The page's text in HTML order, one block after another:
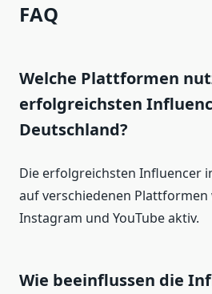
FAQ
Welche Plattformen
erfolgreichsten
Deutschland?
Die erfolgreichsten Influencer
auf verschiedenen Plattformen
Instagram und YouTube aktiv.
Wie beeinflussen die